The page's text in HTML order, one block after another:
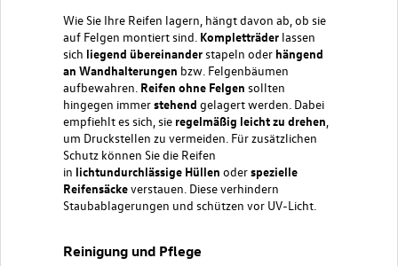
Wie Sie Ihre Reifen lagern, hängt davon ab, ob sie
auf Felgen montiert sind. Kompletträder lassen
sich liegend übereinanderstapeln oder hängend
an Wandhalterungen bzw. Felgenbäumen
aufbewahren. Reifen ohne Felgen sollten
hingegen immerstehend gelagert werden. Dabei
empfiehlt es sich, sie regelmäßig leicht zu drehen
um Druckstellen zu vermeiden. Für zusätzlichen
Schutz können Sie die Reifen
in lichtundurchlässige Hüllen oderspezielle
Reifensäckeverstauen. Diese verhindern
Staubablagerungen und schützen vor UV-Licht.
Reinigung und Pflege